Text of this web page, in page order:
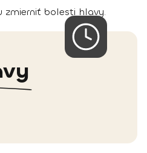
zmierniť bolesti hlavy.